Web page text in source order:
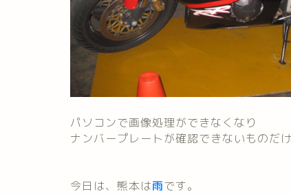
パソコンで画像処理ができなくなり
ナンバープレートが確認できないものだ
今日は、熊本は雨です。